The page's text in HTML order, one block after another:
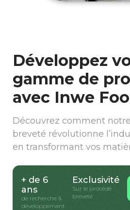
Développez
gamme de
avec Inwe
Découvrez comment
breveté révolutionne
en transformant vos
+ de 6
ans
de recherche &
développement
Exclusivité
Sur le procédé
breveté